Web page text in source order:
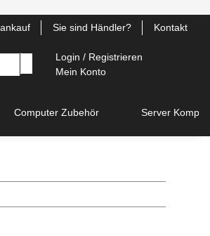
Sie sind Händler? Kontakt
Login / Registrieren
Mein Konto
Computer Zubehör Server